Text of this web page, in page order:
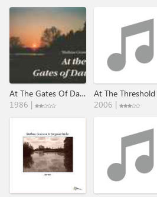
At The Gates Of Dawn
1986 |
2006 |